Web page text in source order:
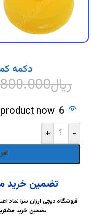
DigiArzanSara
DigiArzanSara
DigiArzanSara
DigiArzanSara
DigiArzanSara
DigiArzanSara
دکمه
ریال
6
now!
-
+
تضمین خرید
فروشگاه دیجی ارزان سرا نماد
تضمین خرید